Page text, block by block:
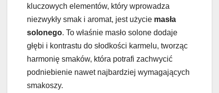
kluczowych elementów, który wprowadza
niezwykły smak i aromat, jest użycie masła
solonego. To właśnie masło solone dodaje
głębi i kontrastu do słodkości karmelu, tworząc
harmonię smaków, która potrafi zachwycić
podniebienie nawet najbardziej wymagających
smakoszy.